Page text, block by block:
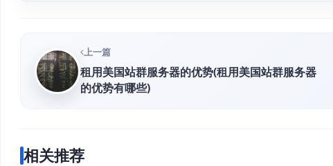
上一篇
租用美国站群服务器的优势(租用美国站群服务器
的优势有哪些)
相关推荐